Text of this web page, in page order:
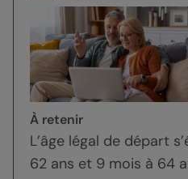
À retenir
L’âge légal de départ
62 ans et 9 mois à 64